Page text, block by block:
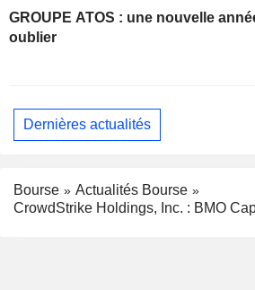
GROUPE ATOS : une nouvelle année à
oublier
Dernières actualités
Bourse
Actualités Bourse
CrowdStrike Holdings, Inc. : BMO